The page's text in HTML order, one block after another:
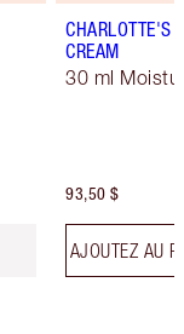
CHARLOTTE'S
CREAM
30 ml
93,50 $
AJOUTEZ AU